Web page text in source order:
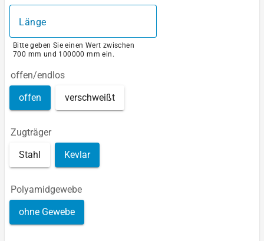
Länge
Bitte geben Sie einen Wert zwischen
700 mm und 100000 mm ein.
offen/endlos
offen verschweißt
Zugträger
Stahl Kevlar
Polyamidgewebe
ohne Gewebe